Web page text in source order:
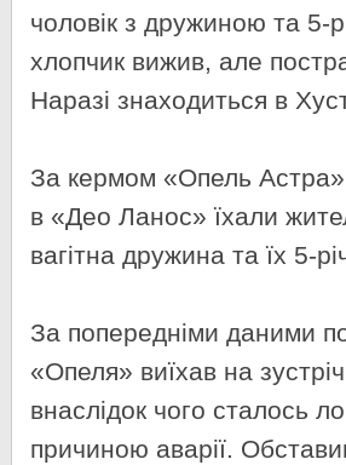
чоловік з дружиною та 5-
хлопчик вижив, але
Наразі знаходиться в
За кермом «Опель Астра»
в «Део Ланос» їхали
вагітна дружина та їх 5-
За попередніми даними
«Опеля» виїхав на
внаслідок чого сталось
причиною аварії.